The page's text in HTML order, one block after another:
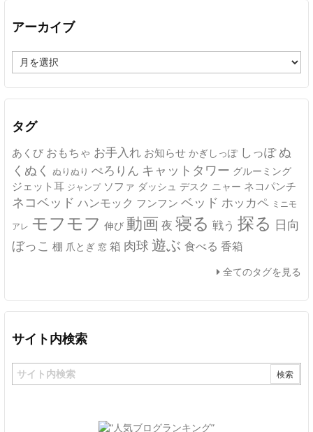
アーカイブ
ー
カ
イ
タグ
あくび おもちゃ お手入れ お知らせ かぎしっぽ しっぽ ぬ
くぬく ぬりぬり ぺろりん キャットタワー グルーミング
ジェット耳 ジャンプ ソファ ダッシュ デスク ニャー ネコパンチ
ネコベッド ハンモック フンフン ベッド ホッカペ ミニモ
アレ モフモフ 伸び 動画 夜 寝る 戦う 探る 日向
ぼっこ 棚 爪とぎ 窓 箱 肉球 遊ぶ 食べる 香箱
全てのタグを見る
サイト内検索